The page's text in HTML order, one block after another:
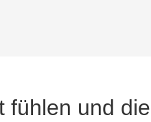
fühlen und die